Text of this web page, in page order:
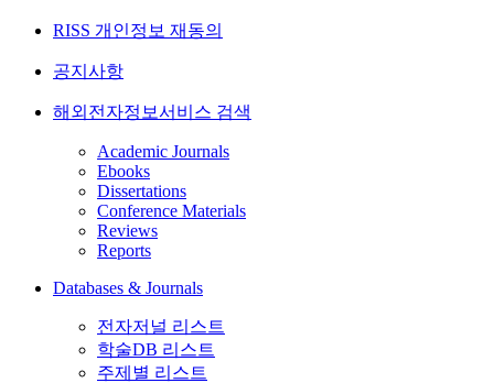
RISS 개인정보 재동의
공지사항
해외전자정보서비스 검색
Academic Journals
Ebooks
Dissertations
Conference Materials
Reviews
Reports
Databases & Journals
전자저널 리스트
학술DB 리스트
주제별 리스트